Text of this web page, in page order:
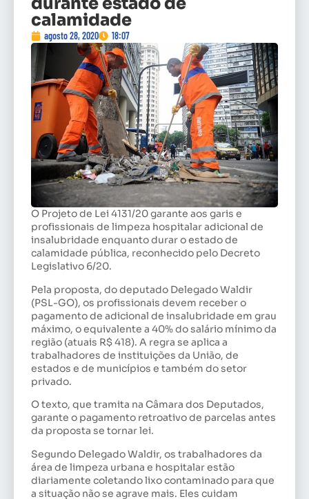
calamidade
agosto 28, 2020 18:07
O Projeto de Lei 4131/20 garante aos garis e
profissionais de limpeza hospitalar adicional de
insalubridade enquanto durar o estado de
calamidade pública, reconhecido pelo Decreto
Legislativo 6/20.
Pela proposta, do deputado Delegado Waldir
(PSL-GO), os profissionais devem receber o
pagamento de adicional de insalubridade em grau
máximo, o equivalente a 40% do salário mínimo da
região (atuais R$ 418). A regra se aplica a
trabalhadores de instituições da União, de
estados e de municípios e também do setor
privado.
O texto, que tramita na Câmara dos Deputados,
garante o pagamento retroativo de parcelas antes
da proposta se tornar lei.
Segundo Delegado Waldir, os trabalhadores da
área de limpeza urbana e hospitalar estão
diariamente coletando lixo contaminado para que
a situação não se agrave mais. Eles cuidam